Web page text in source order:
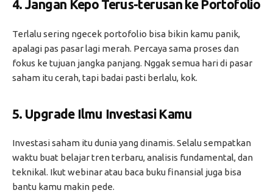
4.Jangan Kepo Terus-terusan ke Portofolio
Terlalu sering ngecek portofolio bisa bikin kamu panik,
apalagi pas pasar lagi merah. Percaya sama proses dan
fokus ke tujuan jangka panjang. Nggak semua hari di pasar
saham itu cerah, tapi badai pasti berlalu, kok.
5. Upgrade Ilmu Investasi Kamu
Investasi saham itu dunia yang dinamis. Selalu sempatkan
waktu buat belajar tren terbaru, analisis fundamental, dan
teknikal. Ikut webinar atau baca buku finansial juga bisa
bantu kamu makin pede.